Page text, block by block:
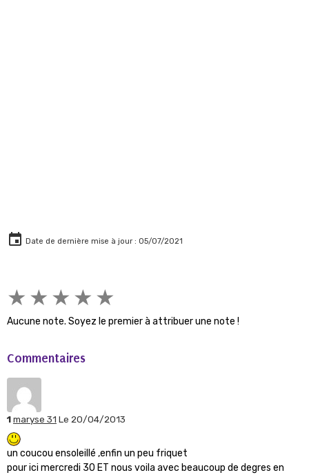
Date de dernière mise à jour : 05/07/2021
★ ★ ★ ★ ★
Aucune note. Soyez le premier à attribuer une note !
Commentaires
1maryse 31 Le 20/04/2013
un coucou ensoleillé ,enfin un peu friquet
pour ici mercredi 30 ET nous voila avec beaucoup de degres en